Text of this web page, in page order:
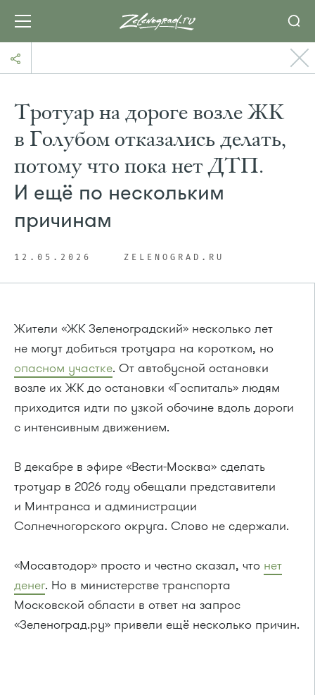
Тротуар на дороге возле ЖК
в Голубом отказались делать,
потому что пока нет ДТП.
И ещё по нескольким
причинам
12.05.2026 ZELENOGRAD.RU
Жители «ЖК Зеленоградский» несколько лет
не могут добиться тротуара на коротком, но
опасном участке. От автобусной остановки
возле их ЖК до остановки «Госпиталь» людям
приходится идти по узкой обочине вдоль дороги
с интенсивным движением.
В декабре в эфире «Вести-Москва» сделать
тротуар в 2026 году обещали представители
и Минтранса и администрации
Солнечногорского округа. Слово не сдержали.
«Мосавтодор» просто и честно сказал, что нет
денег. Но в министерстве транспорта
Московской области в ответ на запрос
«Зеленоград.ру» привели ещё несколько причин.